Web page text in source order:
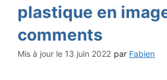
plastique en
comments
13 juin 2022 par Fabien